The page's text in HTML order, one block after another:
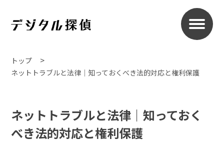
トップ
ネットトラブルと法律｜知っておくべき法的対応と権利保護
ネットトラブルと法律｜知っておく
べき法的対応と権利保護